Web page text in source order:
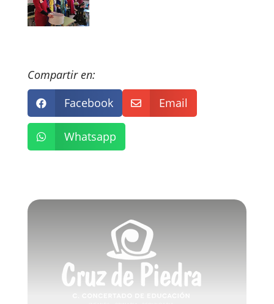
Compartir en:
 Facebook  Email
 Whatsapp